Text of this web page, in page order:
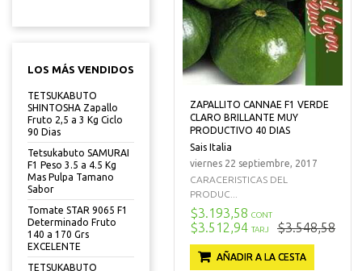
LOS MÁS VENDIDOS
TETSUKABUTO
SHINTOSHA Zapallo
Fruto 2,5 a 3 Kg Ciclo
90 Dias
Tetsukabuto SAMURAI
F1 Peso 3.5 a 4.5 Kg
Mas Pulpa Tamano
Sabor
Tomate STAR 9065 F1
Determinado Fruto
140 a 170 Grs
EXCELENTE
TETSUKABUTO
ZAPALLITO CANNAE F1 VERDE
CLARO BRILLANTE MUY
PRODUCTIVO 40 DIAS
Sais Italia
viernes 22 septiembre, 2017
CARACERISTICAS DEL
PRODUC...
$3.193,58 CONT
$3.512,94 TARJ $3.548,58
AÑADIR A LA CESTA